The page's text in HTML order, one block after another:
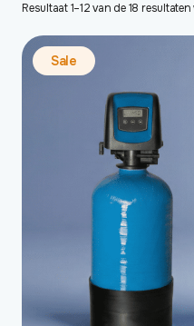
Resultaat 1–12 van de 18